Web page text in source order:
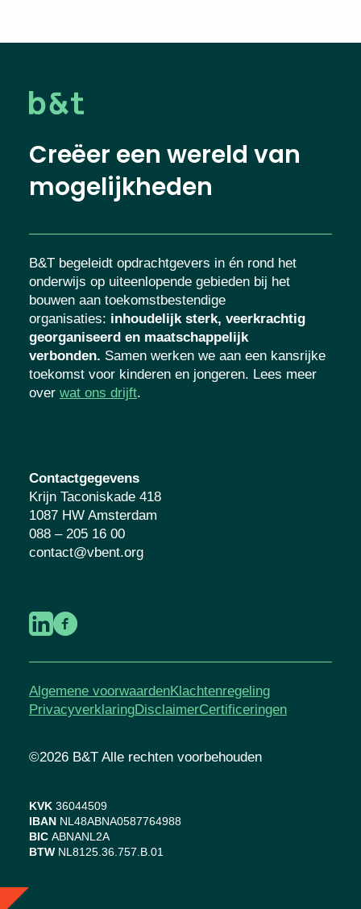
Creëer een wereld van
mogelijkheden
B&T begeleidt opdrachtgevers in én rond het
onderwijs op uiteenlopende gebieden bij het
bouwen aan toekomstbestendige
organisaties: inhoudelijk sterk, veerkrachtig
georganiseerd en maatschappelijk
verbonden. Samen werken we aan een kansrijke
toekomst voor kinderen en jongeren. Lees meer
over wat ons drijft.
Contactgegevens
Krijn Taconiskade 418
1087 HW Amsterdam
088 – 205 16 00
contact@vbent.org
Algemene voorwaardenKlachtenregeling
PrivacyverklaringDisclaimerCertificeringen
©2026 B&T Alle rechten voorbehouden
KVK 36044509
IBAN NL48ABNA0587764988
BIC ABNANL2A
BTW NL8125.36.757.B.01